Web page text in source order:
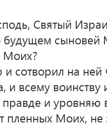
Святый
сыновей
Моих?
и сотворил на
и всему воинству
правде и уровняю
пленных Моих,